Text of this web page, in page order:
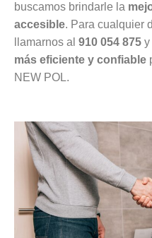
buscamos brindarle la
accesible. Para cualquier
llamarnos al 910 054 875 y
más eficiente y confiable
NEW POL.